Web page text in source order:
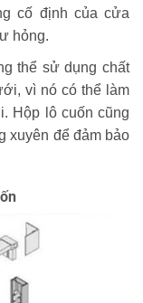
cố định của cửa
hỏng.
thể sử dụng chất
vì nó có thể làm
Hộp lô cuốn cũng
xuyên để đảm bảo